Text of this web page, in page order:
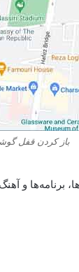
باز کردن قفل
و